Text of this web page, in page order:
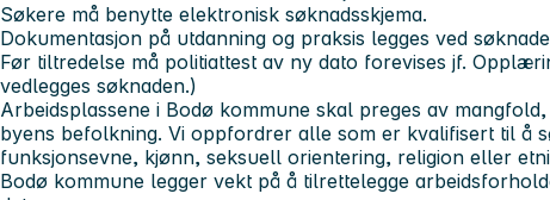
Søkere må benytte elektronisk søknadsskjema.
Dokumentasjon på utdanning og praksis legges ved
Før tiltredelse må politiattest av ny dato forevises jf.
vedlegges søknaden.)
Arbeidsplassene i Bodø kommune skal preges av
byens befolkning. Vi oppfordrer alle som er kvalifisert til å
funksjonsevne, kjønn, seksuell orientering, religion eller
Bodø kommune legger vekt på å tilrettelegge